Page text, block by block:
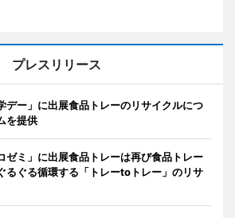
プレスリリース
デー」に出展食品トレーのリサイクルにつ
を提供
ゼミ」に出展食品トレーは再び食品トレー
るぐる循環する「トレーtoトレー」のリサ